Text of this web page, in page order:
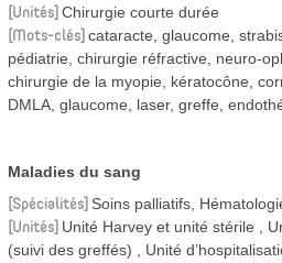
Unités Chirurgie courte durée
Mots-clés cataracte, glaucome,
pédiatrie, chirurgie réfractive, neuro-
chirurgie de la myopie, kératocône,
DMLA, glaucome, laser, greffe,
Maladies du sang
Spécialités Soins palliatifs,
Unités Unité Harvey et unité stérile
(suivi des greffés)
Unité